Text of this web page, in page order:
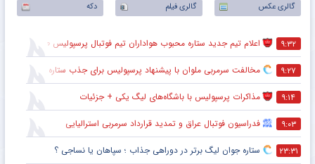
گالری عکس
گالری فیلم دکه
۹:۳۲ اعلام تیم جدید ستاره محبوب هواداران تیم فوتبال پرسپولیس طی ۴۸ ساعت آینده
۹:۲۷ مخالفت سرمربی ملوان با پیشنهاد پرسپولیس برای جذب ستاره محبوبش
۹:۱۴ مذاکرات پرسپولیس با باشگاه‌های لیگ یکی + جزئیات
۹:۰۳ فدراسیون فوتبال عراق و تمدید قرارداد سرمربی استرالیایی
۲۳:۳۱ ستاره جوان لیگ برتر در دوراهی جذاب ؛ سپاهان یا نساجی ؟